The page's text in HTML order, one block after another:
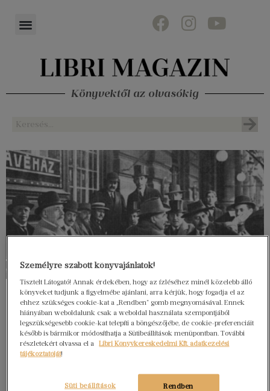
Könyvektől az olvasókig
Személyre szabott könyvajánlatok!
Tisztelt Látogató! Annak érdekében, hogy az ízléséhez minél közelebb álló
könyveket tudjunk a figyelmébe ajánlani, arra kérjük, hogy fogadja el az
ehhez szükséges cookie-kat a „Rendben” gomb megnyomásával. Ennek
hiányában weboldalunk csak a weboldal használata szempontjából
legszükségesebb cookie-kat telepíti a böngészőjébe, de cookie-preferenciáit
később is bármikor módosíthatja a Sütibeállítások menüpontban. További
részletekért olvassa el a
Libri Könyvkereskedelmi Kft. adatkezelési
tájékoztatóját!
Rendben
Süti beállítások